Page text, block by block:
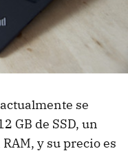
se
GB de SSD, un
y su precio es